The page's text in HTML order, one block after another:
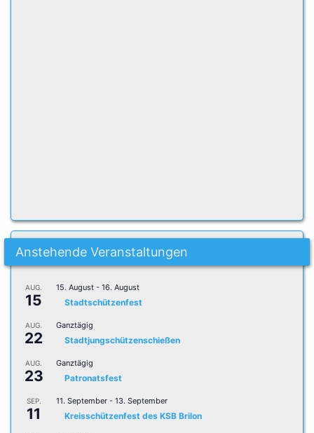
Anstehende Veranstaltungen
AUG.
15
15. August - 16. August
Stadtschützenfest
AUG.
22
Ganztägig
Stadtjungschützenschießen
AUG.
23
Ganztägig
Patronatsfest
SEP.
11
11. September - 13. September
Kreisschützenfest des KSB Brilon